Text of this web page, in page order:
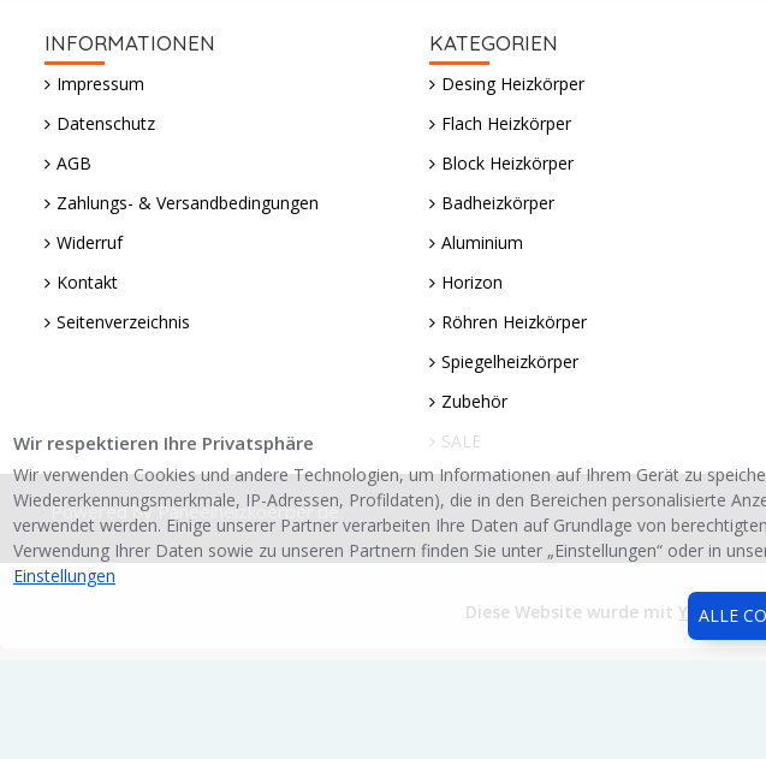
INFORMATIONEN
Impressum
Datenschutz
AGB
Zahlungs- & Versandbedingungen
Widerruf
Kontakt
Seitenverzeichnis
KATEGORIEN
Desing Heizkörper
Flach Heizkörper
Block Heizkörper
Badheizkörper
Aluminium
Horizon
Röhren Heizkörper
Spiegelheizkörper
Zubehör
SALE
Powered by Paneelheizkoerper.de
Diese Website wurde mitYoyobi
ALLE
Wir respektieren Ihre Privatsphäre
Wir verwenden Cookies und andere Technologien, um Informationen auf Ihrem Gerät zu
Wiedererkennungsmerkmale, IP-Adressen, Profildaten), die in den Bereichen personalisierte
verwendet werden. Einige unserer Partner verarbeiten Ihre Daten auf Grundlage von
Verwendung Ihrer Daten sowie zu unseren Partnern finden Sie unter „Einstellungen“ oder in
Einstellungen